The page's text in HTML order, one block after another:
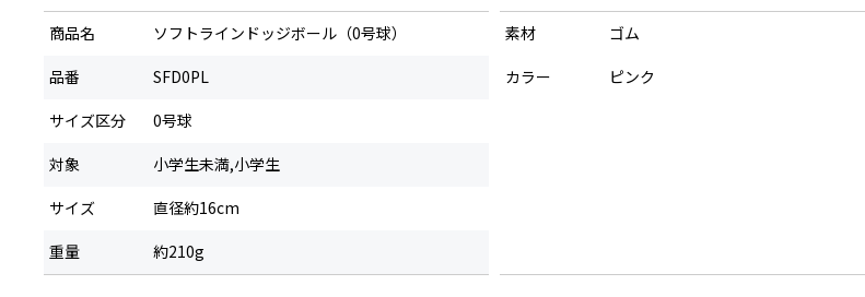
商品名
ソフトラインドッジボール（0号球）
品番
SFD0PL
サイズ区分
0号球
対象
小学生未満,小学生
サイズ
直径約16cm
重量
約210g
素材
ゴム
カラー
ピンク